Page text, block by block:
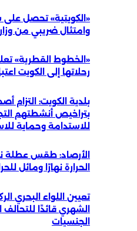
«الكويتية» تحصل على
وامتثال ضريبي من
«الخطوط القطرية»
رحلاتها إلى الكويت اعتبارًا
بلدية الكويت: التزام
بتراخيص أنشطتهم
للاستدامة وحماية
الأرصاد: طقس عطلة
الحرارة نهارًا ومائل
تعيين اللواء البحري
الشهري قائدًا
الجنسيات